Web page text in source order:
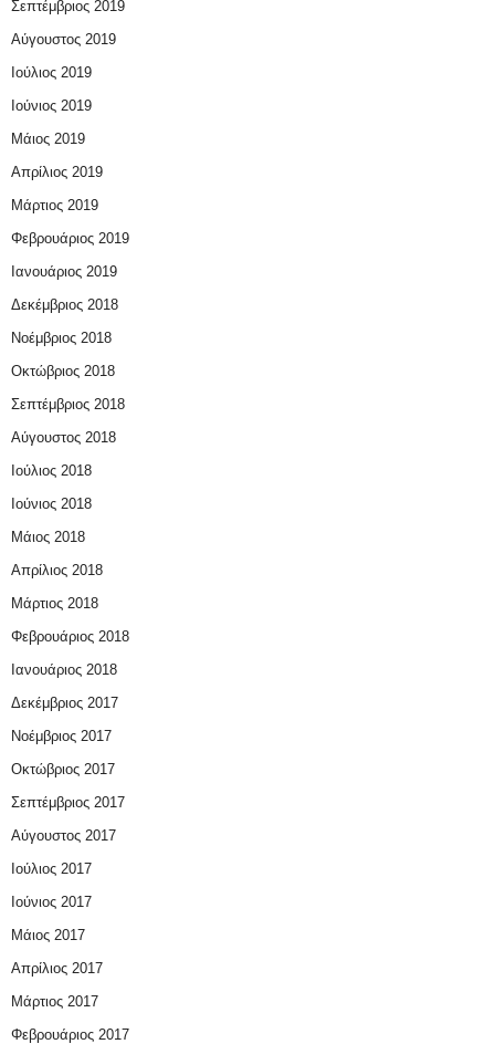
Σεπτέμβριος 2019
Αύγουστος 2019
Ιούλιος 2019
Ιούνιος 2019
Μάιος 2019
Απρίλιος 2019
Μάρτιος 2019
Φεβρουάριος 2019
Ιανουάριος 2019
Δεκέμβριος 2018
Νοέμβριος 2018
Οκτώβριος 2018
Σεπτέμβριος 2018
Αύγουστος 2018
Ιούλιος 2018
Ιούνιος 2018
Μάιος 2018
Απρίλιος 2018
Μάρτιος 2018
Φεβρουάριος 2018
Ιανουάριος 2018
Δεκέμβριος 2017
Νοέμβριος 2017
Οκτώβριος 2017
Σεπτέμβριος 2017
Αύγουστος 2017
Ιούλιος 2017
Ιούνιος 2017
Μάιος 2017
Απρίλιος 2017
Μάρτιος 2017
Φεβρουάριος 2017